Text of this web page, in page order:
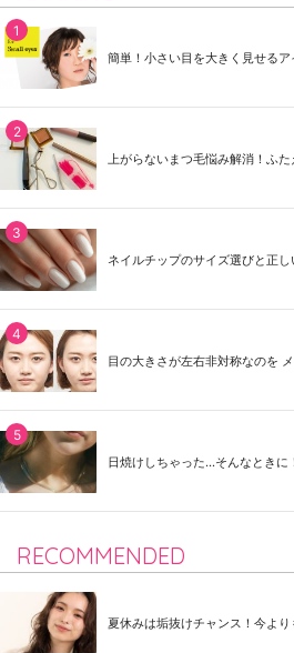
簡単！小さい目を大きく見せるア
上がらないまつ毛悩み解消！ふ
ネイルチップのサイズ選びと正
目の大きさが左右非対称なのを
日焼けしちゃった...そんなとき
RECOMMENDED
夏休みは垢抜けチャンス！今よ